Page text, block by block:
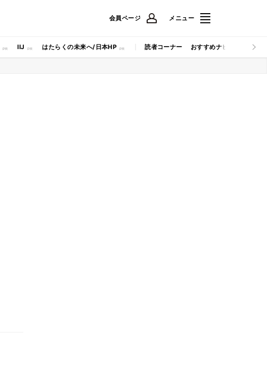
会員ページ メニュー
IIJ はたらくの未来へ/日本HP 読者コーナー おすすめナビ マイナビ